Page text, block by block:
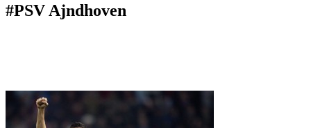
#PSV Ajndhoven